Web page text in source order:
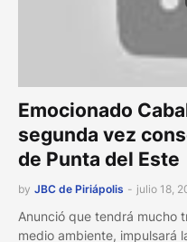
Emocionado
segunda vez
de Punta del Este
by JBC de Piriápolis - julio 18,
Anunció que tendrá mucho
medio ambiente, impulsará